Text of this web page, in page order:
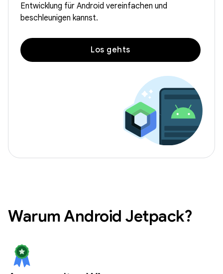
Entwicklung für Android vereinfachen und
beschleunigen kannst.
Los gehts
Warum Android Jetpack?